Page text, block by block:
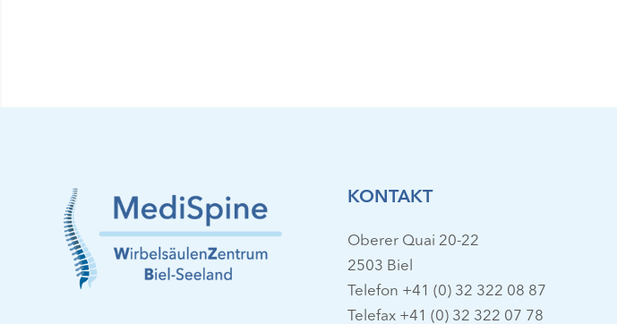
KONTAKT
Oberer Quai 20-22
2503 Biel
Telefon +41 (0) 32 322 08 87
Telefax +41 (0) 32 322 07 78